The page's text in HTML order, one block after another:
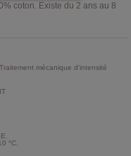
coton. Existe du 2 ans au 8
mécanique d'intensité
°C.